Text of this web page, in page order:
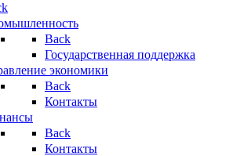
Back
Государственная поддержка
экономики
Back
Контакты
Back
Контакты